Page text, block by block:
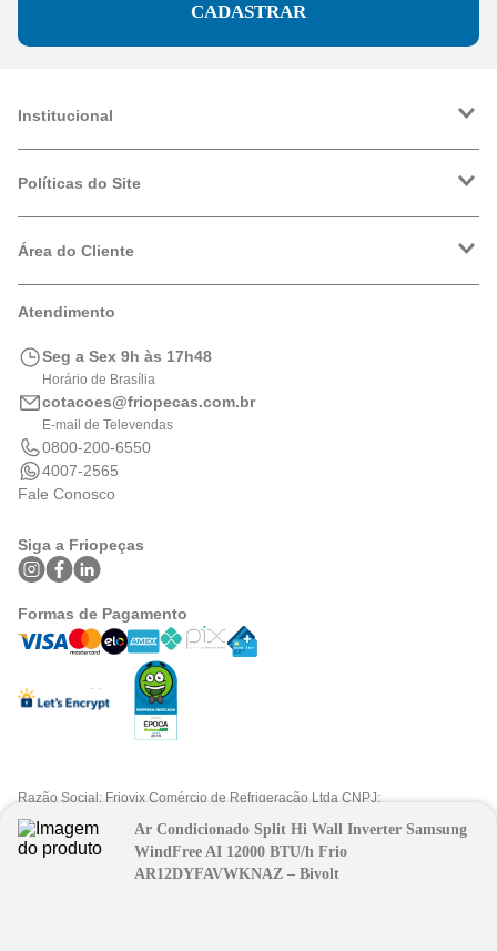
Ar Condicionado Split Hi Wall Inverter Samsung
WindFree AI 12000 BTU/h Frio
AR12DYFAVWKNAZ – Bivolt
CADASTRAR
Institucional
Trabalhe Conosco
Políticas do Site
Política de Privacidade
Logística
Área do Cliente
Meus Pedidos
Portal de Boletos
Atendimento
Seg a Sex 9h às 17h48
Horário de Brasília
cotacoes@friopecas.com.br
E-mail de Televendas
0800-200-6550
4007-2565
Fale Conosco
Siga a Friopeças
Formas de Pagamento
Razão Social: Friovix Comércio de Refrigeração Ltda CNPJ:
09.316.105/0001-29 .Todos os direitos reservados © 2025. Preços e
condições exclusivos para fpatacado.com.br.
FPAtacado é uma marca do Grupo Friopeças.